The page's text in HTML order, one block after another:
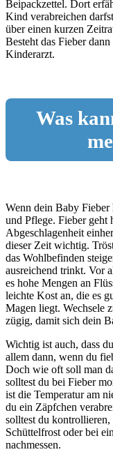
Beipackzettel. Dort
Kind verabreichen
über einen kurzen
Besteht das Fieber
Kinderarzt.
Was
Wenn dein Baby Fieber
und Pflege. Fieber geht
Abgeschlagenheit
dieser Zeit wichtig.
das Wohlbefinden
ausreichend trinkt. Vor
es hohe Mengen an
leichte Kost an, die es
Magen liegt. Wechsele
zügig, damit sich dein
Wichtig ist auch, dass
allem dann, wenn du
Doch wie oft soll man
solltest du bei Fieber
ist die Temperatur am
du ein Zäpfchen
solltest du kontrollieren,
Schüttelfrost oder bei
nachmessen.